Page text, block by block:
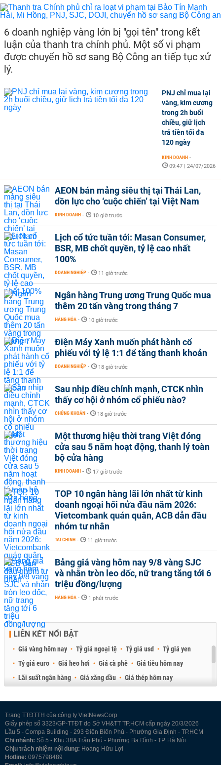
6 doanh nghiệp vàng lớn bị "gọi tên" trong kết
luận của thanh tra chính phủ. Một số vi phạm
được chuyển hồ sơ sang Bộ Công an tiếp tục xử
lý.
PNJ chỉ mua lại
vàng, kim cương
trong 2h buổi
chiều, giữ lịch
trả tiền tối đa
120 ngày
KINH DOANH -
09:47 | 24/07/2026
AEON bán mảng siêu thị tại Thái Lan,
dồn lực cho ‘cuộc chiến’ tại Việt Nam
KINH DOANH - 10 giờ trước
Lịch cổ tức tuần tới: Masan Consumer,
BSR, MB chốt quyền, tỷ lệ cao nhất
100%
DOANH NGHIỆP - 11 giờ trước
Ngân hàng Trung ương Trung Quốc mua
thêm 20 tấn vàng trong tháng 7
HÀNG HÓA - 10 giờ trước
Điện Máy Xanh muốn phát hành cổ
phiếu với tỷ lệ 1:1 để tăng thanh khoản
DOANH NGHIỆP - 18 giờ trước
Sau nhịp điều chỉnh mạnh, CTCK nhìn
thấy cơ hội ở nhóm cổ phiếu nào?
CHỨNG KHOÁN - 18 giờ trước
Một thương hiệu thời trang Việt đóng
cửa sau 5 năm hoạt động, thanh lý toàn
bộ cửa hàng
KINH DOANH - 17 giờ trước
TOP 10 ngân hàng lãi lớn nhất từ kinh
doanh ngoại hối nửa đầu năm 2026:
Vietcombank quán quân, ACB dẫn đầu
nhóm tư nhân
TÀI CHÍNH - 11 giờ trước
Bảng giá vàng hôm nay 9/8 vàng SJC
và nhẫn tròn leo dốc, nữ trang tăng tới 6
triệu đồng/lượng
HÀNG HÓA - 1 phút trước
LIÊN KẾT NỔI BẬT
Giá vàng hôm nay Tỷ giá ngoại tệ Tỷ giá usd
Tỷ giá yen
Tỷ giá euro
Giá heo hơi Giá cà phê
Giá tiêu hôm nay
Lãi suất ngân hàng
Giá xăng dầu
Giá thép hôm nay
Trang TTĐTTH của công ty VietNewsCorp
Giấy phép số 3323/GP-TTĐT do Sở VH&TT TP.HCM cấp ngày 20/3/2026
Lầu 5 - Compa Building - 293 Điện Biên Phủ - Phường Gia Định - TP.HCM
Chi nhánh: Số 5 - Khu 38A Trần Phú - Phường Ba Đình - TP. Hà Nội
Chịu trách nhiệm nội dung: Hoàng Hữu Lợi
Hotline: 0975798489